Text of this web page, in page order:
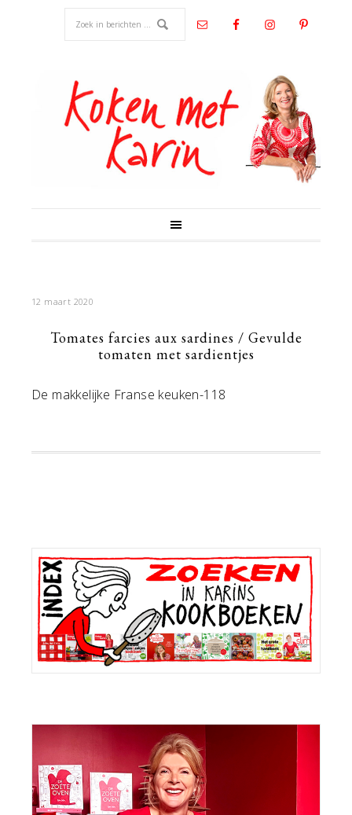
12 maart 2020
Tomates farcies aux sardines / Gevulde
tomaten met sardientjes
De makkelijke Franse keuken-118
Primaire
Sidebar